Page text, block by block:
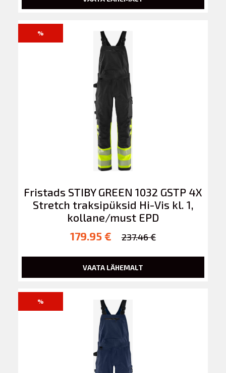
%
Fristads STIBY GREEN 1032 GSTP 4X
Stretch traksipüksid Hi-Vis kl. 1,
kollane/must EPD
179.95 €
237.46 €
VAATA LÄHEMALT
%